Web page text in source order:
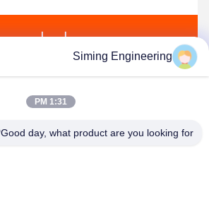
ارسل
منتجات مماثلة
Siming Engineering
1:31 PM
Good day, what product are you looking for?